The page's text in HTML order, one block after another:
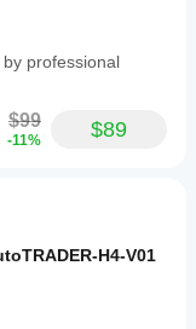
professional
$99
-11% $89
H4-V01